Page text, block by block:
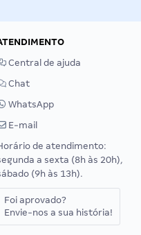
Central de ajuda
Chat
WhatsApp
E-mail
de atendimento:
a sexta (8h às 20h),
(9h às 13h).
Foi aprovado?
Envie-nos a sua história!